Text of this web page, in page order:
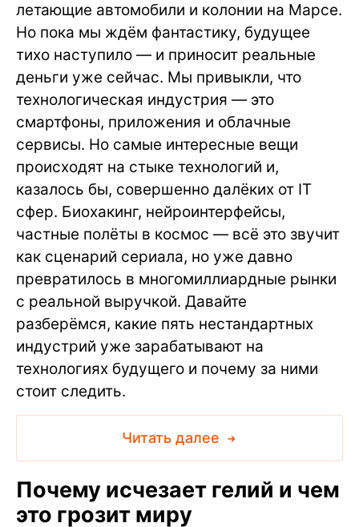
летающие автомобили и колонии на Марсе.
Но пока мы ждём фантастику, будущее
тихо наступило — и приносит реальные
деньги уже сейчас. Мы привыкли, что
технологическая индустрия — это
смартфоны, приложения и облачные
сервисы. Но самые интересные вещи
происходят на стыке технологий и,
казалось бы, совершенно далёких от IT
сфер. Биохакинг, нейроинтерфейсы,
частные полёты в космос — всё это звучит
как сценарий сериала, но уже давно
превратилось в многомиллиардные рынки
с реальной выручкой. Давайте
разберёмся, какие пять нестандартных
индустрий уже зарабатывают на
технологиях будущего и почему за ними
стоит следить.
Читать далее
Почему исчезает гелий и чем
это грозит миру